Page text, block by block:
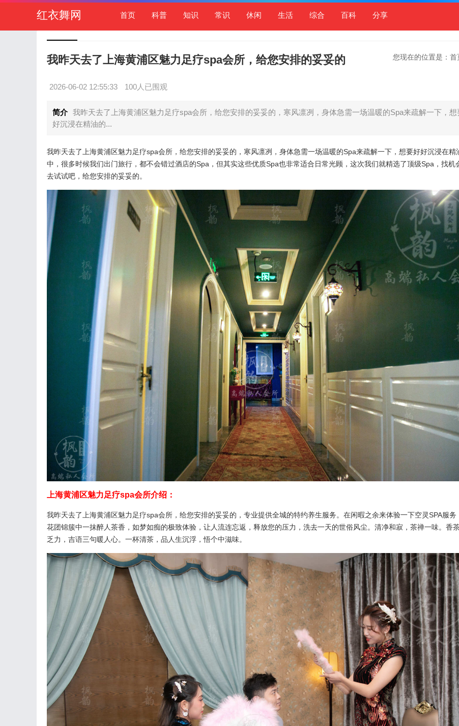
红衣舞网 首页 科普 知识 常识 休闲 生活 综合 百科 分享
您现在的位置是： 首
我昨天去了上海黄浦区魅力足疗spa会所，给您安排的妥妥的
2026-06-02 12:55:33 100人已围观
简介 我昨天去了上海黄浦区魅力足疗spa会所，给您安排的妥妥的，寒风凛冽，身体急需一场温暖的Spa来疏解一下，想
好沉浸在精油的...
我昨天去了上海黄浦区魅力足疗spa会所，给您安排的妥妥的，寒风凛冽，身体急需一场温暖的Spa来疏解一下，想要好好沉浸在精
中，很多时候我们出门旅行，都不会错过酒店的Spa，但其实这些优质Spa也非常适合日常光顾，这次我们就精选了顶级Spa，找机
去试试吧，给您安排的妥妥的。
上海黄浦区魅力足疗spa会所介绍：
我昨天去了上海黄浦区魅力足疗spa会所，给您安排的妥妥的，专业提供全城的特约养生服务。在闲暇之余来体验一下空灵SPA服务
花团锦簇中一抹醉人茶香，如梦如痴的极致体验，让人流连忘返，释放您的压力，洗去一天的世俗风尘。清净和寂，茶禅一味。香
乏力，吉语三句暖人心。一杯清茶，品人生沉浮，悟个中滋味。